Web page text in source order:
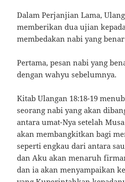
Dalam Perjanjian Lama,
memberikan dua ujian
membedakan nabi yang
Pertama, pesan nabi yang
dengan wahyu sebelumnya.
Kitab Ulangan 18:18-19
seorang nabi yang akan
antara umat-Nya setelah
akan membangkitkan bagi
seperti engkau dari antara
dan Aku akan menaruh
dan ia akan menyampaikan